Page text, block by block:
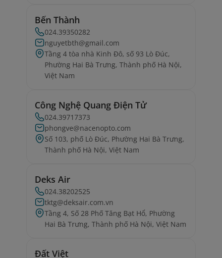
Bến Thành
024.39350282
nguyetbth@gmail.com
Tầng 4 tòa nhà Kinh Đô, số 93 Lò Đúc,
Phường Hai Bà Trưng, Thành phố Hà Nội,
Việt Nam
Công Nghệ Quang Điện Tử
024.39717373
phongve@nacenopto.com
Số 103, phố Lò Đúc, Phường Hai Bà Trưng,
Thành phố Hà Nội, Việt Nam
Deks Air
024.38202525
tktg@deksair.com.vn
Tầng 4, Số 28 Phố Tăng Bạt Hổ, Phường
Hai Bà Trưng, Thành phố Hà Nội, Việt Nam
Đất Việt